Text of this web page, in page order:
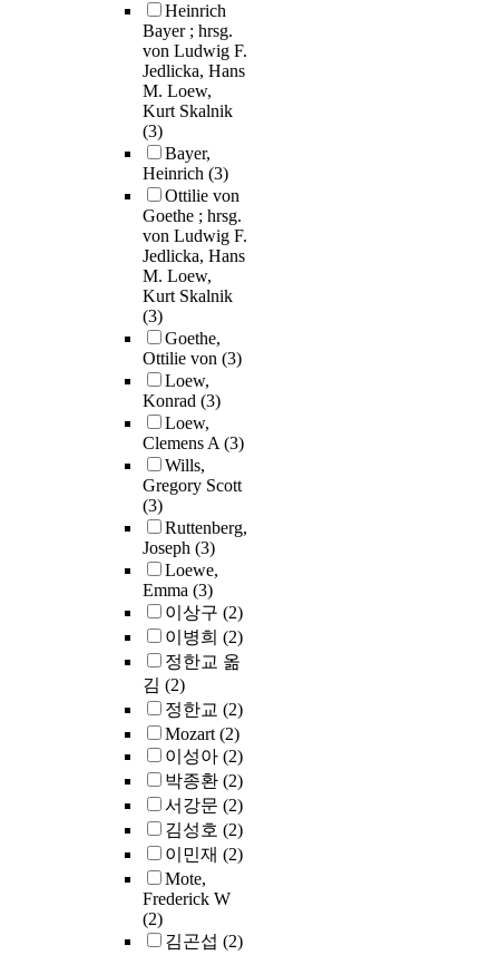
Heinrich
Bayer ; hrsg.
von Ludwig F.
Jedlicka, Hans
M. Loew,
Kurt Skalnik
(3)
Bayer,
Heinrich (3)
Ottilie von
Goethe ; hrsg.
von Ludwig F.
Jedlicka, Hans
M. Loew,
Kurt Skalnik
(3)
Goethe,
Ottilie von (3)
Loew,
Konrad (3)
Loew,
Clemens A(3)
Wills,
Gregory Scott
(3)
Ruttenberg,
Joseph (3)
Loewe,
Emma (3)
이상구 (2)
이병희 (2)
정한교 옮
김 (2)
정한교 (2)
Mozart(2)
이성아 (2)
박종환 (2)
서강문 (2)
김성호 (2)
이민재 (2)
Mote,
Frederick W
(2)
김곤섭 (2)